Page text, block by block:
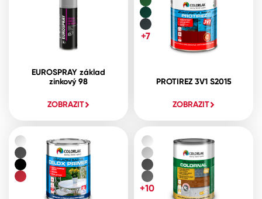
EUROSPRAY základ
zinkový 98
ZOBRAZIT
PROTIREZ 3V1 S2015
ZOBRAZIT
+7
+10